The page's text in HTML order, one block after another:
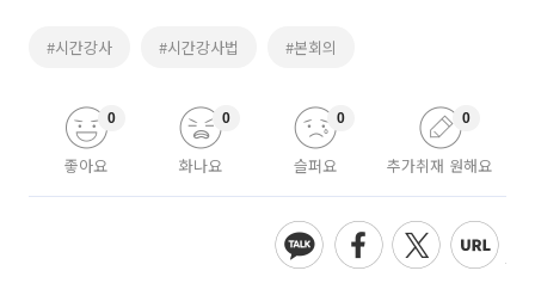
#시간강사 #시간강사법 #본회의
좋아요
0
화나요
0
슬퍼요
0
추가취재 원해요
0